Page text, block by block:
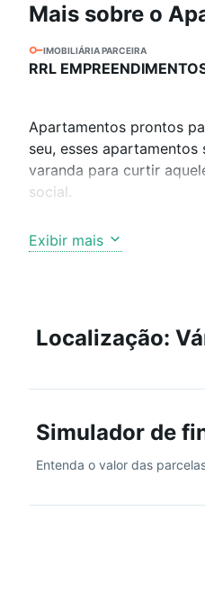
Mais sobre o
IMOBILIÁRIA PARCEIRA
RRL
Apartamentos prontos
seu, esses
varanda para curtir
social.
O prédio tem tudo o que
e se divertir, além de
praticidade em um dos
Exibir mais
Localização:
Simulador de
Entenda o valor das